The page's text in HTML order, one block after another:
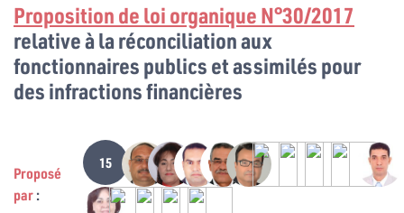
Proposition de loi organique N°30/2017
relative à la réconciliation aux
fonctionnaires publics et assimilés pour
des infractions financières
Proposé
par:
15